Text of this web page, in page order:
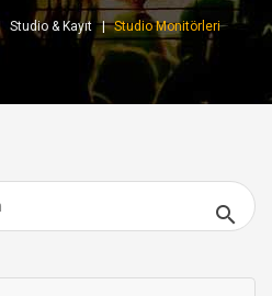
Studio & Kayıt Studio Monitörleri
